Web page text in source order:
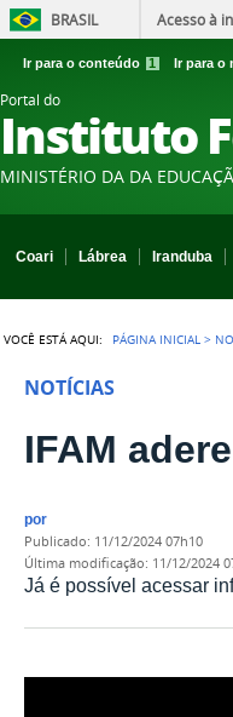
BRASIL Acesso à
Ir para o conteúdo 1 Ir para o
Portal do
Instituto
MINISTÉRIO DA DA
Coari
Lábrea Iranduba
VOCÊ ESTÁ AQUI: PÁGINA INICIAL >
NOTÍCIAS
IFAM
por
publicado: 11/12/2024 07h10
última modificação: 11/12/2024
Já é possível acessar